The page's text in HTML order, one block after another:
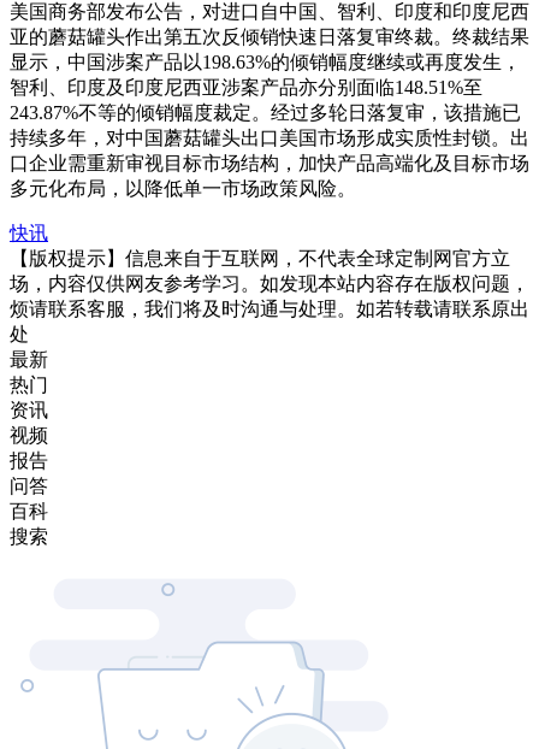
美国商务部发布公告，对进口自中国、智利、印度和印度尼西
亚的蘑菇罐头作出第五次反倾销快速日落复审终裁。终裁结果
显示，中国涉案产品以198.63%的倾销幅度继续或再度发生，
智利、印度及印度尼西亚涉案产品亦分别面临148.51%至
243.87%不等的倾销幅度裁定。经过多轮日落复审，该措施已
持续多年，对中国蘑菇罐头出口美国市场形成实质性封锁。出
口企业需重新审视目标市场结构，加快产品高端化及目标市场
多元化布局，以降低单一市场政策风险。
快讯
【版权提示】信息来自于互联网，不代表全球定制网官方立
场，内容仅供网友参考学习。如发现本站内容存在版权问题，
烦请联系客服，我们将及时沟通与处理。如若转载请联系原出
处
最新
热门
资讯
视频
报告
问答
百科
搜索